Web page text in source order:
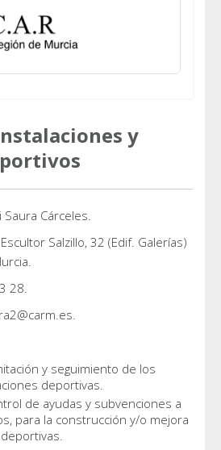
y
Saura Cárceles.
Salzillo, 32 (Edif. Galerías)
28.
y seguimiento de los
deportivas.
de ayudas y subvenciones a
para la construcción y/o mejora